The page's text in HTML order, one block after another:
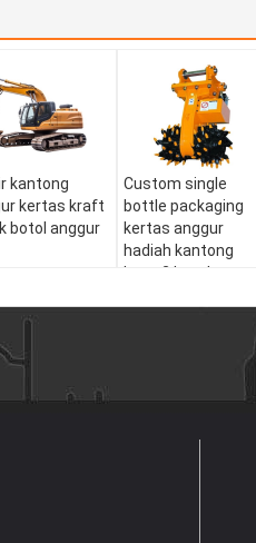
kantong
kertas kraft
botol anggur
Custom single
bottle packaging
kertas anggur
hadiah kantong
kaca 2 botol anggur